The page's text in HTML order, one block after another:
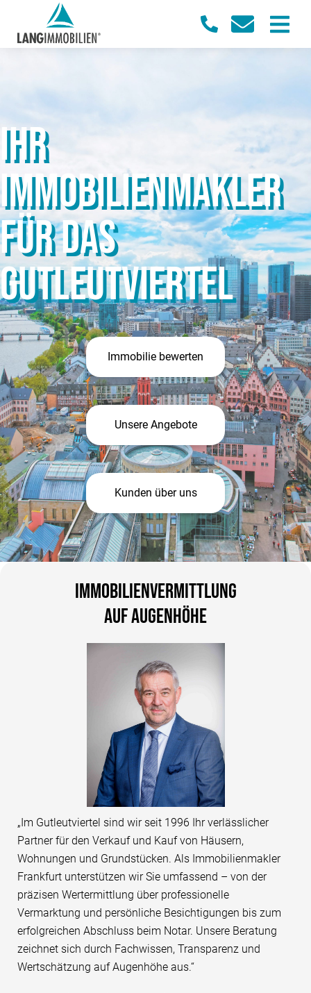
IHR
IMMOBILIENMAKLER
FÜR DAS
GUTLEUTVIERTEL
Immobilie bewerten
Unsere Angebote
Kunden über uns
Immobilienvermittlung
auf Augenhöhe
„Im Gutleutviertel sind wir seit 1996 Ihr verlässlicher
Partner für den Verkauf und Kauf von Häusern,
Wohnungen und Grundstücken. Als Immobilienmakler
Frankfurt unterstützen wir Sie umfassend – von der
präzisen Wertermittlung über professionelle
Vermarktung und persönliche Besichtigungen bis zum
erfolgreichen Abschluss beim Notar. Unsere Beratung
zeichnet sich durch Fachwissen, Transparenz und
Wertschätzung auf Augenhöhe aus.“